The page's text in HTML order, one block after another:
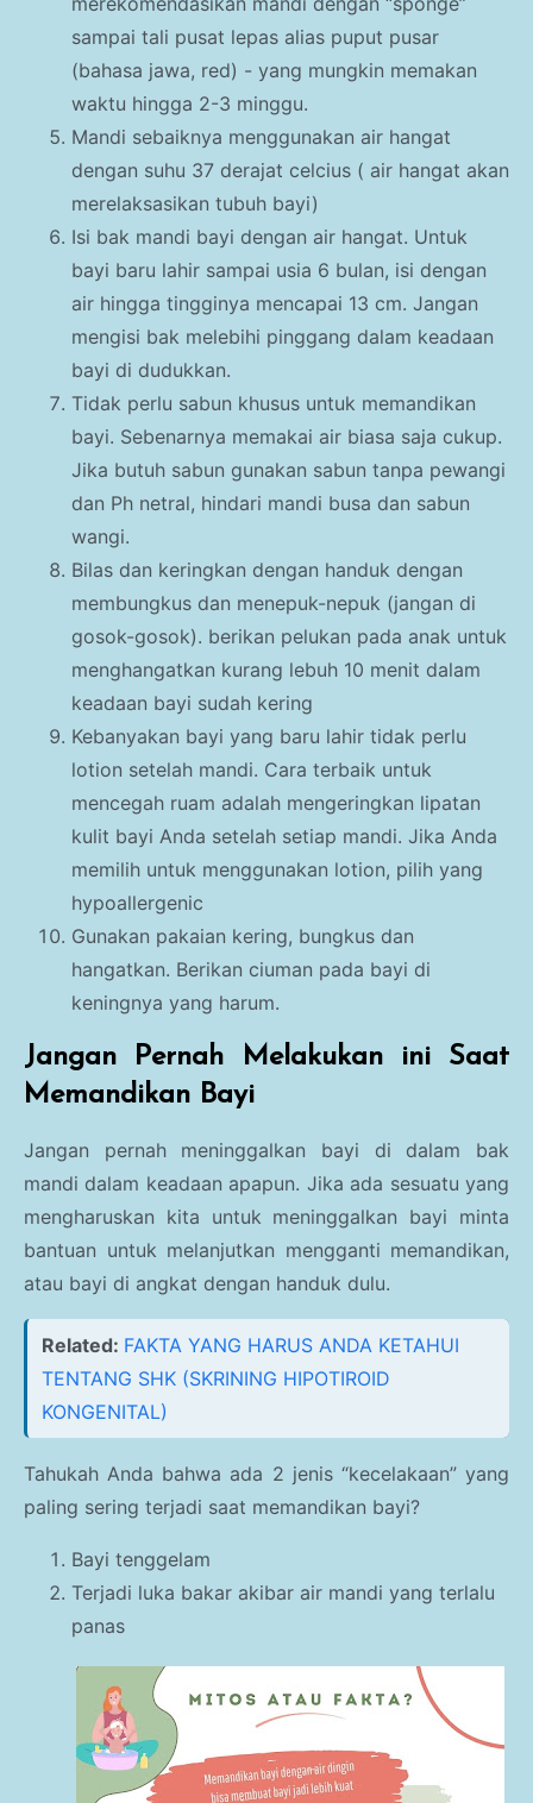
sampai tali pusat lepas alias puput pusar
(bahasa jawa, red) - yang mungkin memakan
waktu hingga 2-3 minggu.
Mandi sebaiknya menggunakan air hangat
dengan suhu 37 derajat celcius ( air hangat akan
merelaksasikan tubuh bayi)
Isi bak mandi bayi dengan air hangat. Untuk
bayi baru lahir sampai usia 6 bulan, isi dengan
air hingga tingginya mencapai 13 cm. Jangan
mengisi bak melebihi pinggang dalam keadaan
bayi di dudukkan.
Tidak perlu sabun khusus untuk memandikan
bayi. Sebenarnya memakai air biasa saja cukup.
Jika butuh sabun gunakan sabun tanpa pewangi
dan Ph netral, hindari mandi busa dan sabun
wangi.
Bilas dan keringkan dengan handuk dengan
membungkus dan menepuk-nepuk (jangan di
gosok-gosok). berikan pelukan pada anak untuk
menghangatkan kurang lebuh 10 menit dalam
keadaan bayi sudah kering
Kebanyakan bayi yang baru lahir tidak perlu
lotion setelah mandi. Cara terbaik untuk
mencegah ruam adalah mengeringkan lipatan
kulit bayi Anda setelah setiap mandi. Jika Anda
memilih untuk menggunakan lotion, pilih yang
hypoallergenic
Gunakan pakaian kering, bungkus dan
hangatkan. Berikan ciuman pada bayi di
keningnya yang harum.
Jangan Pernah Melakukan ini Saat
Memandikan Bayi
Jangan pernah meninggalkan bayi di dalam bak
mandi dalam keadaan apapun. Jika ada sesuatu yang
mengharuskan kita untuk meninggalkan bayi minta
bantuan untuk melanjutkan mengganti memandikan,
atau bayi di angkat dengan handuk dulu.
Related: FAKTA YANG HARUS ANDA KETAHUI
TENTANG SHK (SKRINING HIPOTIROID
KONGENITAL)
Tahukah Anda bahwa ada 2 jenis “kecelakaan” yang
paling sering terjadi saat memandikan bayi?
Bayi tenggelam
Terjadi luka bakar akibar air mandi yang terlalu
panas